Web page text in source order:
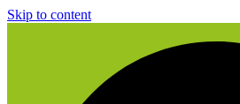
Skip to content